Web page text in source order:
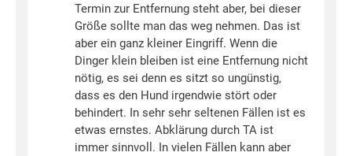
Termin zur Entfernung steht aber, bei dieser
Größe sollte man das weg nehmen. Das ist
aber ein ganz kleiner Eingriff. Wenn die
Dinger klein bleiben ist eine Entfernung nicht
nötig, es sei denn es sitzt so ungünstig,
dass es den Hund irgendwie stört oder
behindert. In sehr sehr seltenen Fällen ist es
etwas ernstes. Abklärung durch TA ist
immer sinnvoll. In vielen Fällen kann aber